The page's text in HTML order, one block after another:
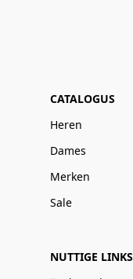
CATALOGUS
Heren
Dames
Merken
Sale
NUTTIGE LINKS